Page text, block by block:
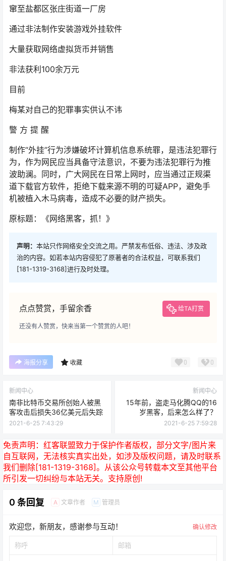
窜至盐都区张庄街道一厂房
通过非法制作安装游戏外挂软件
大量获取网络虚拟货币并销售
非法获利100余万元
目前
梅某对自己的犯罪事实供认不讳
警 方 提 醒
制作“外挂”行为涉嫌破坏计算机信息系统罪，是违法犯罪行
为，作为网民应当具备守法意识，不要为违法犯罪行为推
波助澜。同时，广大网民在日常上网时，应当通过正规渠
道下载官方软件，拒绝下载来源不明的可疑APP，避免手
机被植入木马病毒，造成不必要的财产损失。
原标题：《网络黑客，抓！》
声明： 本站只作网络安全交流之用。严禁发布低俗、违法、涉及政
治的内容。如若本站内容侵犯了原著者的合法权益，可联系我们
[181-1319-3168]进行及时处理。
点点赞赏，手留余香 给TA打赏
还没有人赞赏，快来当第一个赞赏的人吧！
海报分享 收藏 0 0
新闻中心
南非比特币交易所创始人被黑
客攻击后损失36亿美元后失踪
2021-6-25 7:43:29
新闻中心
15年前，盗走马化腾QQ的16
岁黑客，后来怎么样了？
2021-6-25 7:59:28
免责声明： 红客联盟致力于保护作者版权，部分文字/图片来
自互联网，无法核实真实出处，如涉及版权问题，请及时联系
我们删除[181-1319-3168]。从该公众号转载本文至其他平台
所引发一切纠纷与本站无关。支持原创!
0 条回复 A 文章作者 M 管理员
欢迎您，新朋友，感谢参与互动！ 确认修改